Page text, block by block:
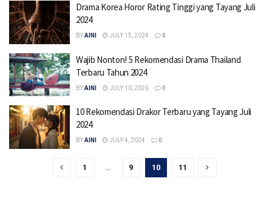
Drama Korea Horor Rating Tinggi yang Tayang Juli
2024
BYAINI JULY 15, 2024 0
Wajib Nonton! 5 Rekomendasi Drama Thailand
Terbaru Tahun 2024
BYAINI JULY 10, 2026 0
10 Rekomendasi Drakor Terbaru yang Tayang Juli
2024
BYAINI JULY 4, 2024 0
1 9 10 11